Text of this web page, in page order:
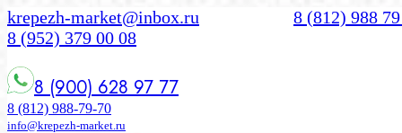
krepezh-market@inbox.ru
8 (812) 988
8 (952) 379 00 08
8 (900) 628 97 77
8 (812) 988-79-70
info@krepezh-market.ru